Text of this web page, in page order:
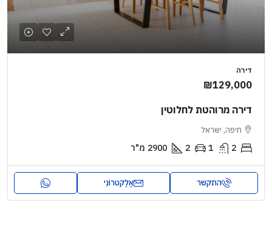
דירה
₪129,000
דירה מרוהטת לחלוטין
חיפה, ישראל
2
1
2
2900 מ"ר
התקשר אֶלֶקטרוֹנִי